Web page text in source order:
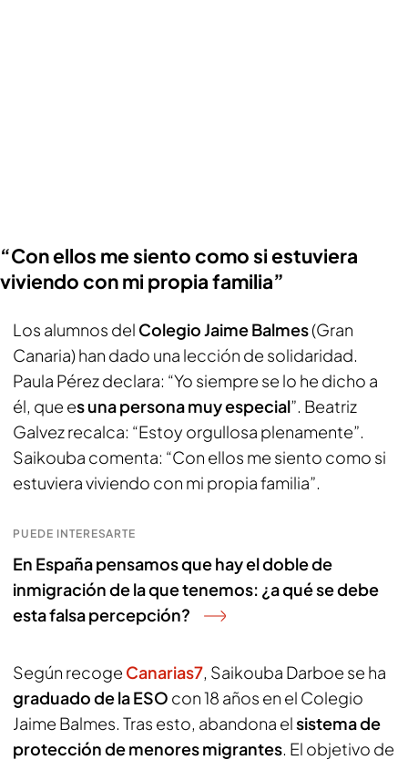
“Con ellos me siento como si estuviera
viviendo con mi propia familia”
Los alumnos del Colegio Jaime Balmes(Gran
Canaria) han dado una lección de solidaridad.
Paula Pérez declara: “Yo siempre se lo he dicho a
él, que es una persona muy especial”. Beatriz
Galvez recalca: “Estoy orgullosa plenamente”.
Saikouba comenta: “Con ellos me siento como si
estuviera viviendo con mi propia familia”.
PUEDE INTERESARTE
En España pensamos que hay el doble de
inmigración de la que tenemos: ¿a qué se debe
esta falsa percepción?
Según recoge Canarias7, Saikouba Darboe se ha
graduado de la ESO con 18 años en el Colegio
Jaime Balmes. Tras esto, abandona elsistema de
protección de menores migrantes. El objetivo de